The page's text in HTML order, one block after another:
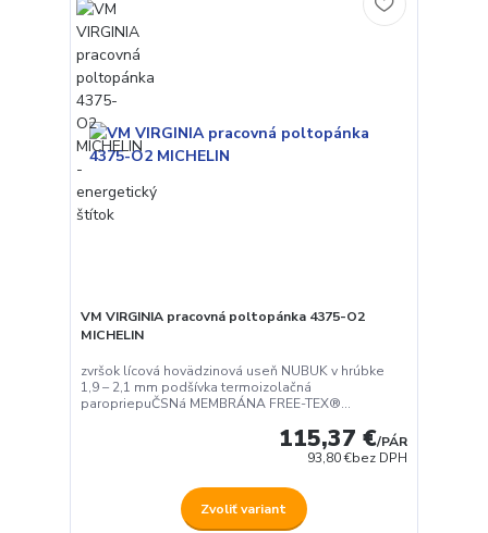
VM VIRGINIA pracovná poltopánka 4375-O2
MICHELIN
zvršok lícová hovädzinová useň NUBUK v hrúbke
1,9 – 2,1 mm podšívka termoizolačná
paropriepuČSNá MEMBRÁNA FREE-TEX®...
115,37 €/PÁR
93,80 €bez DPH
Zvoliť variant